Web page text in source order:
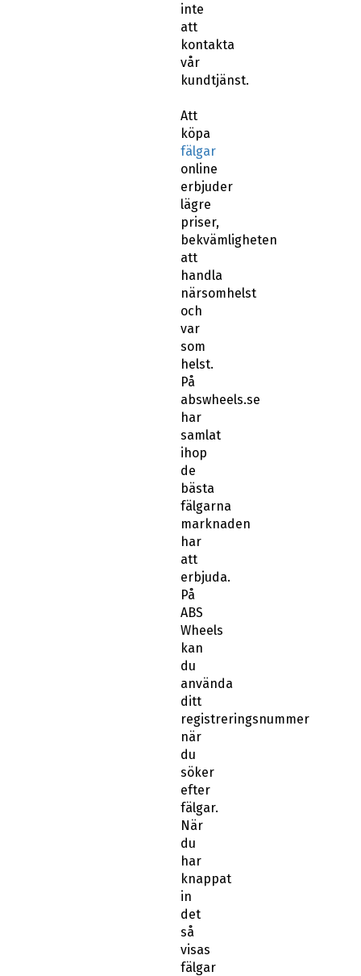
inte
att
kontakta
vår
kundtjänst.
Att
köpa
fälgar
online
erbjuder
lägre
priser,
bekvämligheten
att
handla
närsomhelst
och
var
som
helst.
På
abswheels.se
har
samlat
ihop
de
bästa
fälgarna
marknaden
har
att
erbjuda.
På
ABS
Wheels
kan
du
använda
ditt
registreringsnummer
när
du
söker
efter
fälgar.
När
du
har
knappat
in
det
så
visas
fälgar